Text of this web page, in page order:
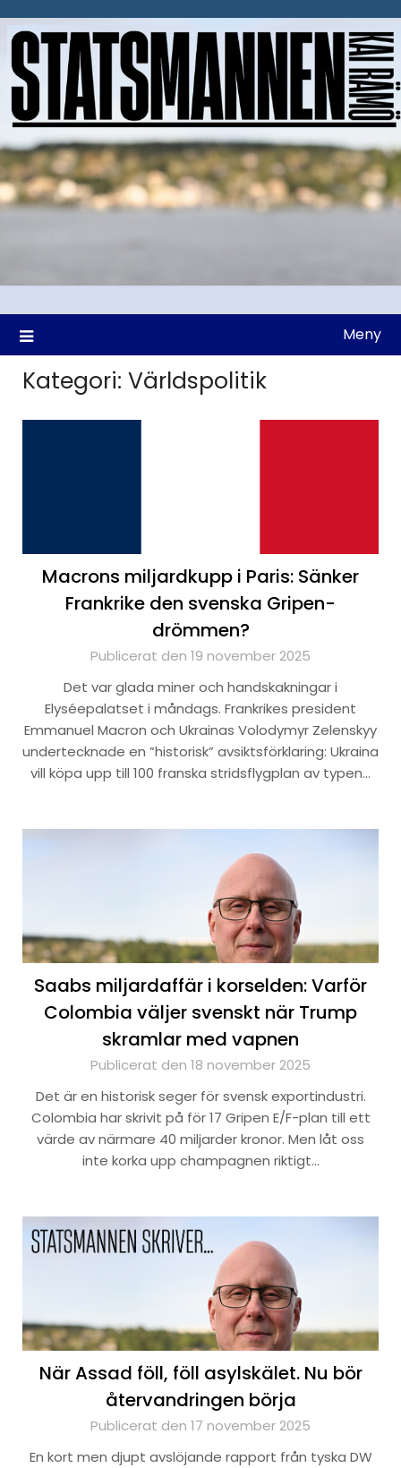
till
Meny
Kategori: Världspolitik
Macrons miljardkupp i Paris: Sänker
Frankrike den svenska Gripen-
drömmen?
Publicerat den 19 november 2025
Det var glada miner och handskakningar i
Elyséepalatset i måndags. Frankrikes president
Emmanuel Macron och Ukrainas Volodymyr Zelenskyy
undertecknade en ”historisk” avsiktsförklaring: Ukraina
vill köpa upp till 100 franska stridsflygplan av typen…
Saabs miljardaffär i korselden: Varför
Colombia väljer svenskt när Trump
skramlar med vapnen
Publicerat den 18 november 2025
Det är en historisk seger för svensk exportindustri.
Colombia har skrivit på för 17 Gripen E/F-plan till ett
värde av närmare 40 miljarder kronor. Men låt oss
inte korka upp champagnen riktigt…
När Assad föll, föll asylskälet. Nu bör
återvandringen börja
Publicerat den 17 november 2025
En kort men djupt avslöjande rapport från tyska DW